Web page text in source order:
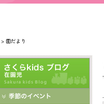
> 園だより